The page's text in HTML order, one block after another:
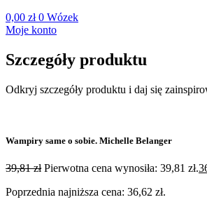
0,00 zł 0 Wózek
Moje konto
Szczegóły produktu
Odkryj szczegóły produktu i daj się
Wampiry same o sobie. Michelle Belanger
39,81zł Pierwotna cena wynosiła: 39,81 zł.
Poprzednia najniższa cena: 36,62 zł.